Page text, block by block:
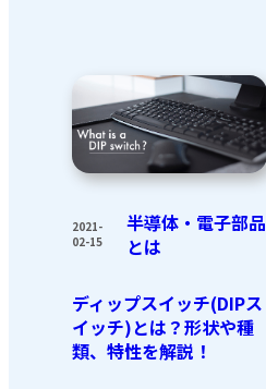
2021-
02-15
半導体・電子部品
とは
ディップスイッチ(DIPス
イッチ)とは？形状や種
類、特性を解説！